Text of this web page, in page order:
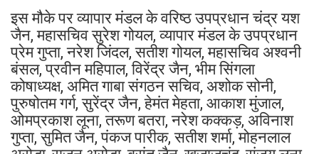
इस मौके पर व्यापार मंडल के वरिष्ठ उपप्रधान चंद्र यश
जैन, महासचिव सुरेश गोयल, व्यापार मंडल के उपप्रधान
प्रेम गुप्ता, नरेश जिंदल, सतीश गोयल, महासचिव अश्वनी
बंसल, प्रवीन महिपाल, विरेंद्र जैन, भीम सिंगला
कोषाध्यक्ष, अमित गाबा संगठन सचिव, अशोक सोनी,
पुरुषोतम गर्ग, सुरेंद्र जैन, हेमंत मेहता, आकाश मुंजाल,
ओमप्रकाश लूना, तरूण बतरा, नरेश कक्कड़, अविनाश
गुप्ता, सुमित जैन, पंकज पारीक, सतीश शर्मा, मोहनलाल